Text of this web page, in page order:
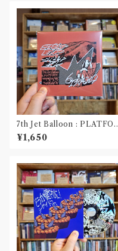
7th Jet Balloon : PLATFOR
M SPLIT EP(CD)〝長野〟×
〝大阪〟
¥1,650